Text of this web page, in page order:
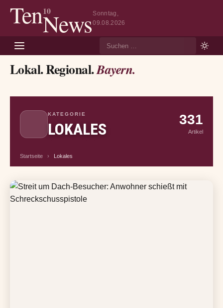
Ten10
NewsSonntag,
09.08.2026
Lokal. Regional.Bayern.
KATEGORIE
LOKALES
331
Artikel
Startseite › Lokales